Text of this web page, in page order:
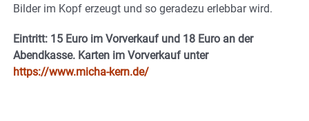
Bilder im Kopf erzeugt und so geradezu erlebbar wird.
Eintritt: 15 Euro im Vorverkauf und 18 Euro an der
Abendkasse. Karten im Vorverkauf unter
https://www.micha-kern.de/